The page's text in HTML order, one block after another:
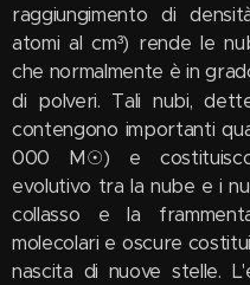
raggiungimento di
atomi al cm³) rende le
che normalmente è in
di polveri. Tali nubi,
contengono importanti
000 M☉) e
evolutivo tra la nube e i
collasso e la
molecolari e oscure
nascita di nuove stelle.